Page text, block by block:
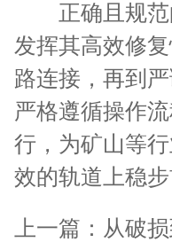
正确且规范
发挥其高效修
路连接，再到
严格遵循操作
行，为矿山等
效的轨道上稳
上一篇： 从破